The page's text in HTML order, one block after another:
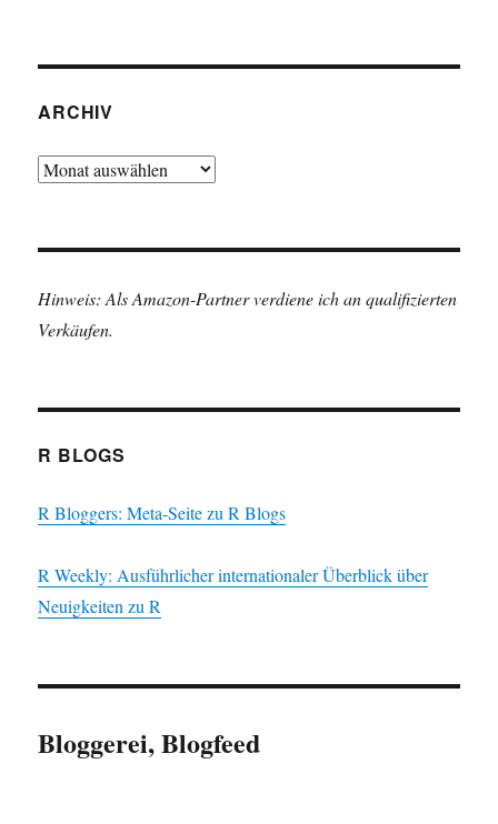
ARCHIV
Archiv
Hinweis: Als Amazon-Partner verdiene ich an qualifizierten
Verkäufen.
R BLOGS
R Bloggers: Meta-Seite zu R Blogs
R Weekly: Ausführlicher internationaler Überblick über
Neuigkeiten zu R
Bloggerei, Blogfeed